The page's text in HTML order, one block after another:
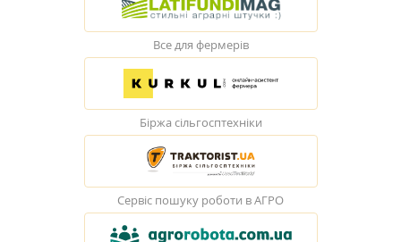
Все для фермерів
Біржа сільгосптехніки
Сервіс пошуку роботи в АГРО